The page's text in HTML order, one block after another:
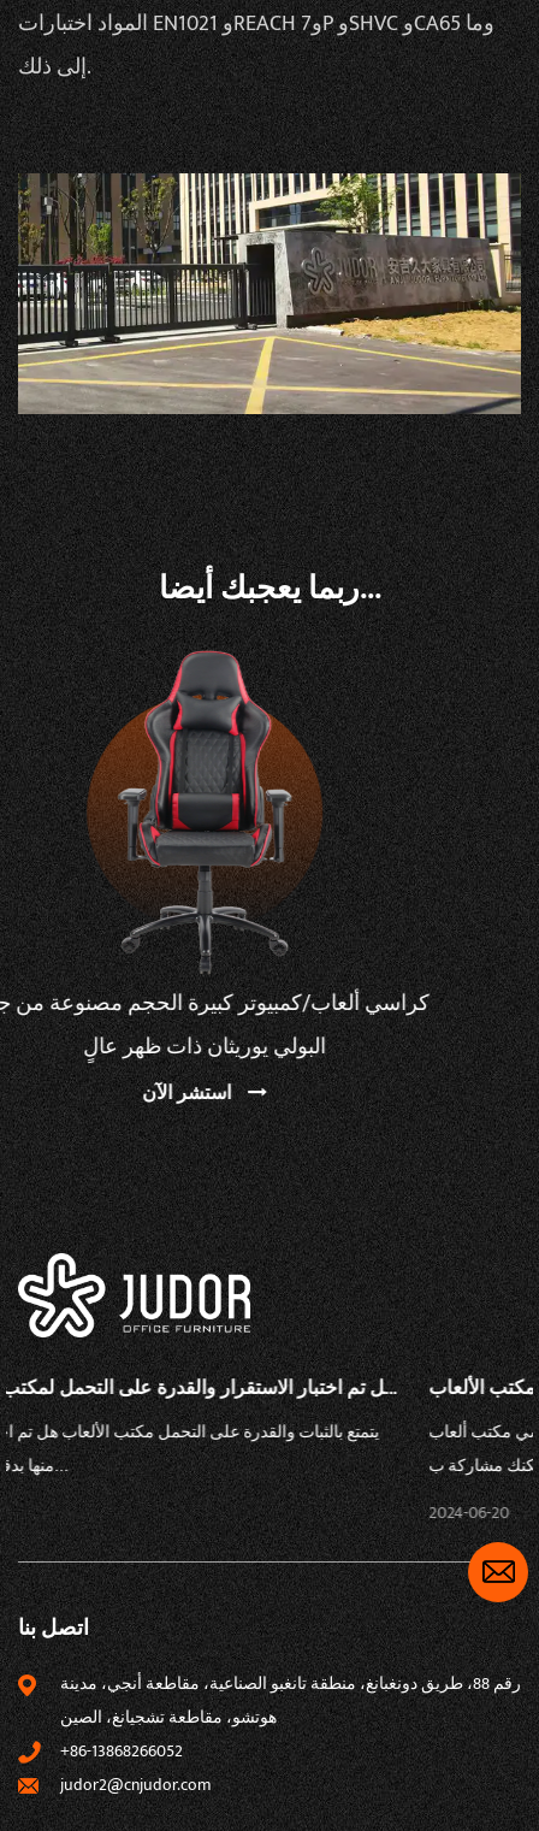
المواد اختبارات EN1021 وREACH و7P وSHVC وCA65 وما
إلى ذلك.
ربما يعجبك أيضا...
كرسي ألعاب مريح من البولي يوريثان مع مسند ذراع من
البولي يوريثان قابل للتعديل
استشر الآن
هل هل تم اختبار راحة ومتانة كرسي مكتب الألعاب PU بدقة والتحقق م...
يتمتع بالراحة والمتانة كرسي مكتب ألعاب PU تم اختبارها بدقة والتحقق
منها؟ هل يمكنك مشاركة ب...
2024-06-20
اتصل بنا
رقم 88، ​​طريق دونغبانغ، منطقة تانغبو الصناعية، مقاطعة أنجي، مدينة
هوتشو، مقاطعة تشجيانغ، الصين
+86-13868266052
judor2@cnjudor.com